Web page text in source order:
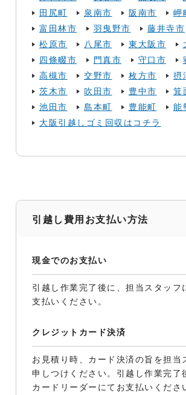
田尻町
泉南市 阪南市
岬
富田林市
羽曳野市 藤井寺市
松原市
八尾市 東大阪市
四條畷市
門真市 守口市
高槻市
交野市 枚方市
摂
茨木市
吹田市 豊中市
箕
池田市
島本町 豊能町
能
大阪引越しゴミ回収はコチラ
引越し費用お支払い方法
現金でのお支払い
引越し作業完了後に、担当スタッフ
支払いください。
クレジットカード決済
お見積り時、カード決済の旨を担当
申しつけください。引越し作業完了
カードリーダーにてお支払いくださ